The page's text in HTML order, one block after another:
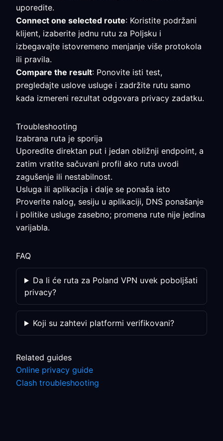
uporedite.
Connect one selected route: Koristite podržani
klijent, izaberite jednu rutu za Poljsku i
izbegavajte istovremeno menjanje više protokola
ili pravila.
Compare the result: Ponovite isti test,
pregledajte uslove usluge i zadržite rutu samo
kada izmereni rezultat odgovara privacy zadatku.
Troubleshooting
Izabrana ruta je sporija
Uporedite direktan put i jedan obližnji endpoint, a
zatim vratite sačuvani profil ako ruta uvodi
zagušenje ili nestabilnost.
Usluga ili aplikacija i dalje se ponaša isto
Proverite nalog, sesiju u aplikaciji, DNS ponašanje
i politike usluge zasebno; promena rute nije jedina
varijabla.
FAQ
Da li će ruta za Poland VPN uvek poboljšati
privacy?
Koji su zahtevi platformi verifikovani?
Related guides
Online privacy guide
Clash troubleshooting